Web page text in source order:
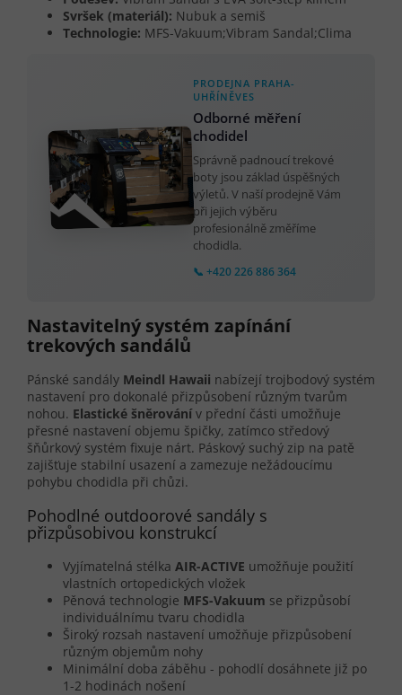
Svršek (materiál): Nubuk a semiš
Technologie: MFS-Vakuum;Vibram Sandal;Clima
PRODEJNA PRAHA-
UHŘÍNĚVES
Odborné měření
chodidel
Správně padnoucí trekové
boty jsou základ úspěšných
výletů. V naší prodejně Vám
při jejich výběru
profesionálně změříme
chodidla.
📞 +420 226 886 364
Nastavitelný systém zapínání
trekových sandálů
Pánské sandály Meindl Hawaii nabízejí trojbodový systém
nastavení pro dokonalé přizpůsobení různým tvarům
nohou. Elastické šněrovánív přední části umožňuje
přesné nastavení objemu špičky, zatímco středový
šňůrkový systém fixuje nárt. Páskový suchý zip na patě
zajišťuje stabilní usazení a zamezuje nežádoucímu
pohybu chodidla při chůzi.
Pohodlné outdoorové sandály s
přizpůsobivou konstrukcí
Vyjímatelná stélka AIR-ACTIVE umožňuje použití
vlastních ortopedických vložek
Pěnová technologie MFS-Vakuum se přizpůsobí
individuálnímu tvaru chodidla
Široký rozsah nastavení umožňuje přizpůsobení
různým objemům nohy
Minimální doba záběhu - pohodlí dosáhnete již po
1-2 hodinách nošení